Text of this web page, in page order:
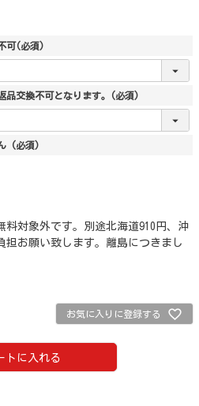
可 (必須)
品交換不可となります。 (必須)
(必須)
料対象外です。別途北海道910円、沖
担お願い致します。離島につきまし
お気に入りに登録する
トに入れる